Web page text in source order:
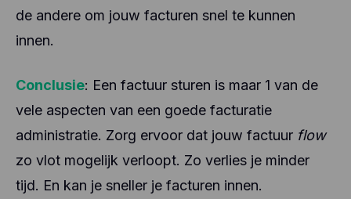
de andere om jouw facturen snel te kunnen
innen.
Conclusie: Een factuur sturen is maar 1 van de
vele aspecten van een goede facturatie
administratie. Zorg ervoor dat jouw factuur flow
zo vlot mogelijk verloopt. Zo verlies je minder
tijd. En kan je sneller je facturen innen.